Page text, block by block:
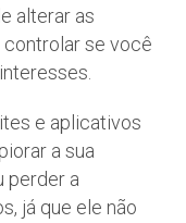
alterar as
se você
e aplicativos
a sua
perder a
já que ele não